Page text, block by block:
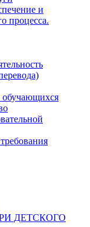
и
процесса.
ДЕТСКОГО